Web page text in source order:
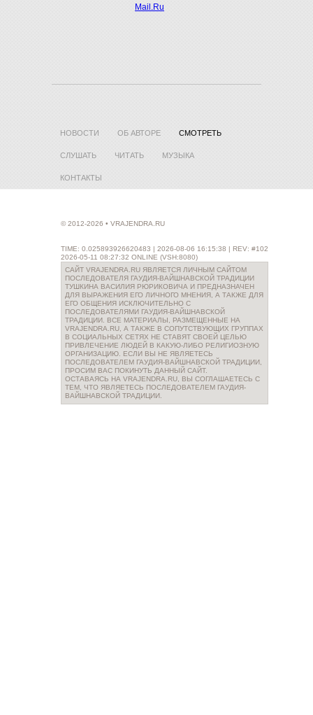
Mail.Ru
НОВОСТИ ОБ АВТОРЕ СМОТРЕТЬ
СЛУШАТЬ ЧИТАТЬ МУЗЫКА
КОНТАКТЫ
© 2012-2026 • VRAJENDRA.RU
TIME: 0.025893926620483 | 2026-08-06 16:15:38 | REV: #102
2026-05-11 08:27:32 ONLINE (VSH:8080)
САЙТ VRAJENDRA.RU ЯВЛЯЕТСЯ ЛИЧНЫМ САЙТОМ
ПОСЛЕДОВАТЕЛЯ ГАУДИЯ-ВАЙШНАВСКОЙ ТРАДИЦИИ
ТУШКИНА ВАСИЛИЯ РЮРИКОВИЧА И ПРЕДНАЗНАЧЕН
ДЛЯ ВЫРАЖЕНИЯ ЕГО ЛИЧНОГО МНЕНИЯ, А ТАКЖЕ ДЛЯ
ЕГО ОБЩЕНИЯ ИСКЛЮЧИТЕЛЬНО С
ПОСЛЕДОВАТЕЛЯМИ ГАУДИЯ-ВАЙШНАВСКОЙ
ТРАДИЦИИ. ВСЕ МАТЕРИАЛЫ, РАЗМЕЩЕННЫЕ НА
VRAJENDRA.RU, А ТАКЖЕ В СОПУТСТВУЮЩИХ ГРУППАХ
В СОЦИАЛЬНЫХ СЕТЯХ НЕ СТАВЯТ СВОЕЙ ЦЕЛЬЮ
ПРИВЛЕЧЕНИЕ ЛЮДЕЙ В КАКУЮ-ЛИБО РЕЛИГИОЗНУЮ
ОРГАНИЗАЦИЮ. ЕСЛИ ВЫ НЕ ЯВЛЯЕТЕСЬ
ПОСЛЕДОВАТЕЛЕМ ГАУДИЯ-ВАЙШНАВСКОЙ ТРАДИЦИИ,
ПРОСИМ ВАС ПОКИНУТЬ ДАННЫЙ САЙТ.
ОСТАВАЯСЬ НА VRAJENDRA.RU, ВЫ СОГЛАШАЕТЕСЬ С
ТЕМ, ЧТО ЯВЛЯЕТЕСЬ ПОСЛЕДОВАТЕЛЕМ ГАУДИЯ-
ВАЙШНАВСКОЙ ТРАДИЦИИ.